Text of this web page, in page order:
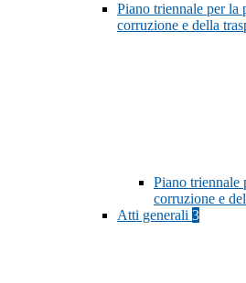
Piano triennale per la
corruzione e della
Piano triennale
corruzione e
Atti generali 3